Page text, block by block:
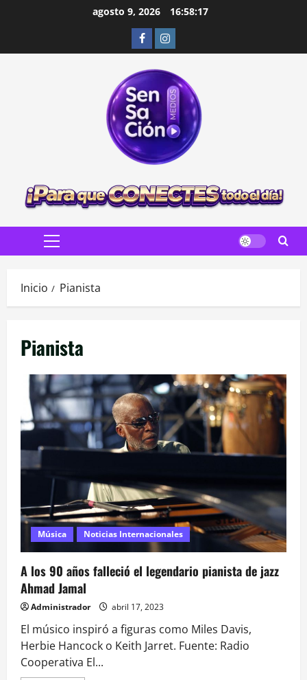
agosto 9, 2026 16:58:18
FacebookInstagram
Menú
Inicio Pianista
Pianista
Música Noticias Internacionales
A los 90 años falleció el legendario pianista de jazz
Ahmad Jamal
Administrador abril 17, 2023
El músico inspiró a figuras como Miles Davis,
Herbie Hancock o Keith Jarret. Fuente: Radio
Cooperativa El...